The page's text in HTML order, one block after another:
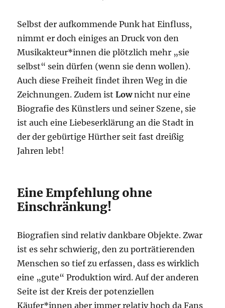
Selbst der aufkommende Punk hat Einfluss,
nimmt er doch einiges an Druck von den
Musikakteur*innen die plötzlich mehr „sie
selbst“ sein dürfen (wenn sie denn wollen).
Auch diese Freiheit findet ihren Weg in die
Zeichnungen. Zudem istLownicht nur eine
Biografie des Künstlers und seiner Szene, sie
ist auch eine Liebeserklärung an die Stadt in
der der gebürtige Hürther seit fast dreißig
Jahren lebt!
Eine Empfehlung ohne
Einschränkung!
Biografien sind relativ dankbare Objekte. Zwar
ist es sehr schwierig, den zu porträtierenden
Menschen so tief zu erfassen, dass es wirklich
eine „gute“ Produktion wird. Auf der anderen
Seite ist der Kreis der potenziellen
Käufer*innen aber immer relativ hoch da Fans